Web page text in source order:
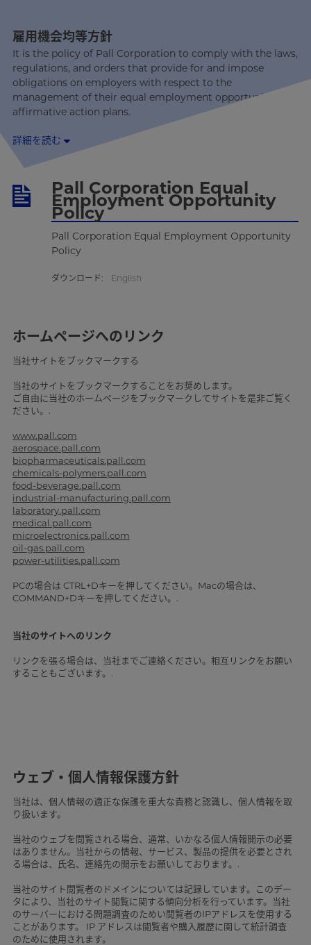
雇用機会均等方針
It is the policy of Pall Corporation to comply with the laws,
regulations, and orders that provide for and impose
obligations on employers with respect to the
management of their equal employment opportunity and
affirmative action plans.
詳細を読む
Pall Corporation Equal
Employment Opportunity
Policy
Pall Corporation Equal Employment Opportunity
Policy
ダウンロード: English
ホームページへのリンク
当社サイトをブックマークする
当社のサイトをブックマークすることをお奨めします。
ご自由に当社のホームページをブックマークしてサイトを是非ご覧く
ださい。.
www.pall.com
aerospace.pall.com
biopharmaceuticals.pall.com
chemicals-polymers.pall.com
food-beverage.pall.com
industrial-manufacturing.pall.com
laboratory.pall.com
medical.pall.com
microelectronics.pall.com
oil-gas.pall.com
power-utilities.pall.com
PCの場合は CTRL+Dキーを押してください。Macの場合は、
COMMAND+Dキーを押してください。.
当社のサイトへのリンク
リンクを張る場合は、当社までご連絡ください。相互リンクをお願い
することもございます。.
ウェブ・個人情報保護方針
当社は、個人情報の適正な保護を重大な責務と認識し、個人情報を取
り扱います。
当社のウェブを閲覧される場合、通常、いかなる個人情報開示の必要
はありません。当社からの情報、サービス、製品の提供を必要とされ
る場合は、氏名、連絡先の開示をお願いしております。.
当社のサイト閲覧者のドメインについては記録しています。このデー
タにより、当社のサイト閲覧に関する傾向分析を行っています。当社
のサーバーにおける問題調査のためい閲覧者のIPアドレスを使用する
ことがあります。 IP アドレスは閲覧者や購入履歴に関して統計調査
のために使用されます。